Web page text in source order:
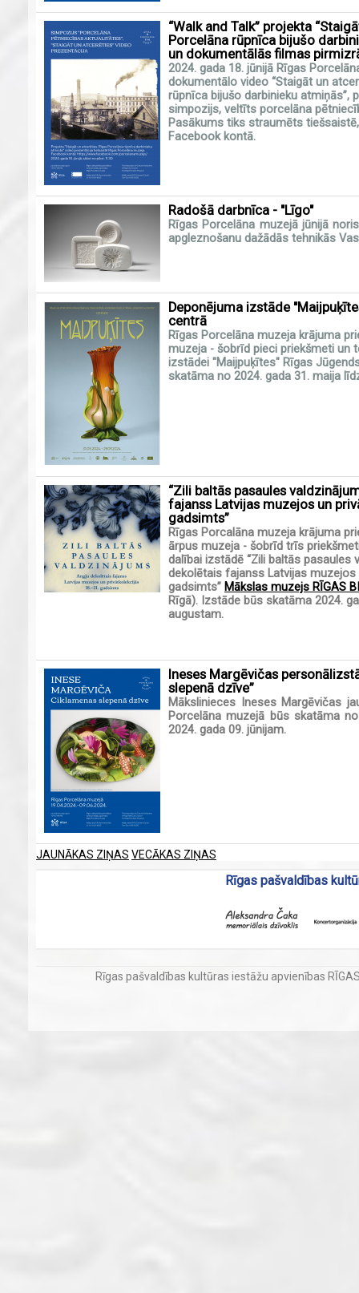
“Walk and Talk” projekta
Porcelāna rūpnīca bijušo
un dokumentālās filmas
2024. gada 18. jūnijā Rīgas
dokumentālo video “Staigāt un
rūpnīca bijušo darbinieku atmiņās”,
simpozijs, veltīts porcelāna
Pasākums tiks straumēts
Facebook kontā.
Radošā darbnīca - "Līgo"
Rīgas Porcelāna muzejā jūnijā
apgleznošanu dažādās tehnikās
Deponējuma izstāde
centrā
Rīgas Porcelāna muzeja krājuma
muzeja - šobrīd pieci priekšmeti un
izstādei "Maijpuķītes" Rīgas
skatāma no 2024. gada 31. maija
“Zili baltās pasaules
fajanss Latvijas muzejos un
gadsimts”
Rīgas Porcalāna muzeja krājuma
ārpus muzeja - šobrīd trīs
dalībai izstādē “Zili baltās pasaules
dekolētais fajanss Latvijas muzejos
gadsimts” Mākslas muzejs RĪGAS
Rīgā). Izstāde būs skatāma 2024.
augustam.
Ineses Margēvičas
slepenā dzīve”
Mākslinieces Ineses Margēvičas
Porcelāna muzejā būs skatāma
2024. gada 09. jūnijam.
JAUNĀKAS ZIŅAS VECĀKAS ZIŅAS
Rīgas pašvaldības
Rīgas pašvaldības kultūras iestāžu apvienības